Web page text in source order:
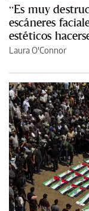
“Es muy
escáneres
estéticos
Laura O'Connor